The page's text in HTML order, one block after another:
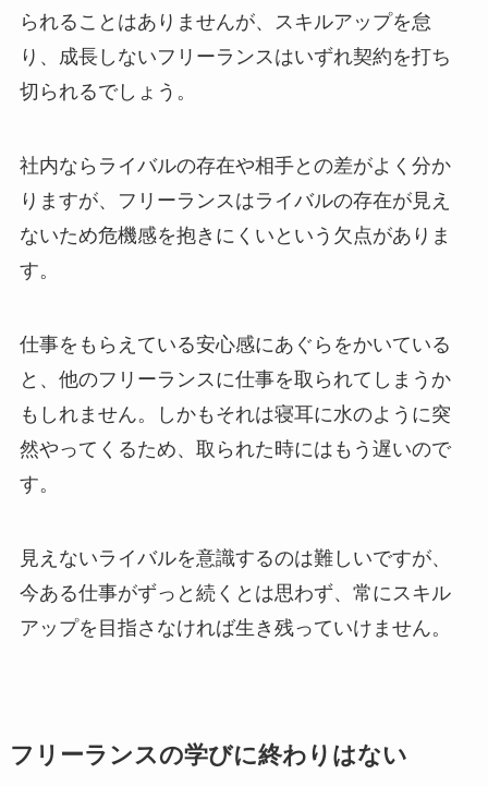
られることはありませんが、スキルアップを怠
り、成長しないフリーランスはいずれ契約を打ち
切られるでしょう。
社内ならライバルの存在や相手との差がよく分か
りますが、
フリーランスはライバルの存在が見え
ないため危機感を抱きにくいという欠点がありま
す。
仕事をもらえている安心感にあぐらをかいている
と、他のフリーランスに仕事を取られてしまうか
もしれません。しかもそれは寝耳に水のように突
然やってくるため、取られた時にはもう遅いので
す。
見えないライバルを意識するのは難しいですが、
今ある仕事がずっと続くとは思わず、常にスキル
アップを目指さなければ生き残っていけません。
フリーランスの学びに終わりはない